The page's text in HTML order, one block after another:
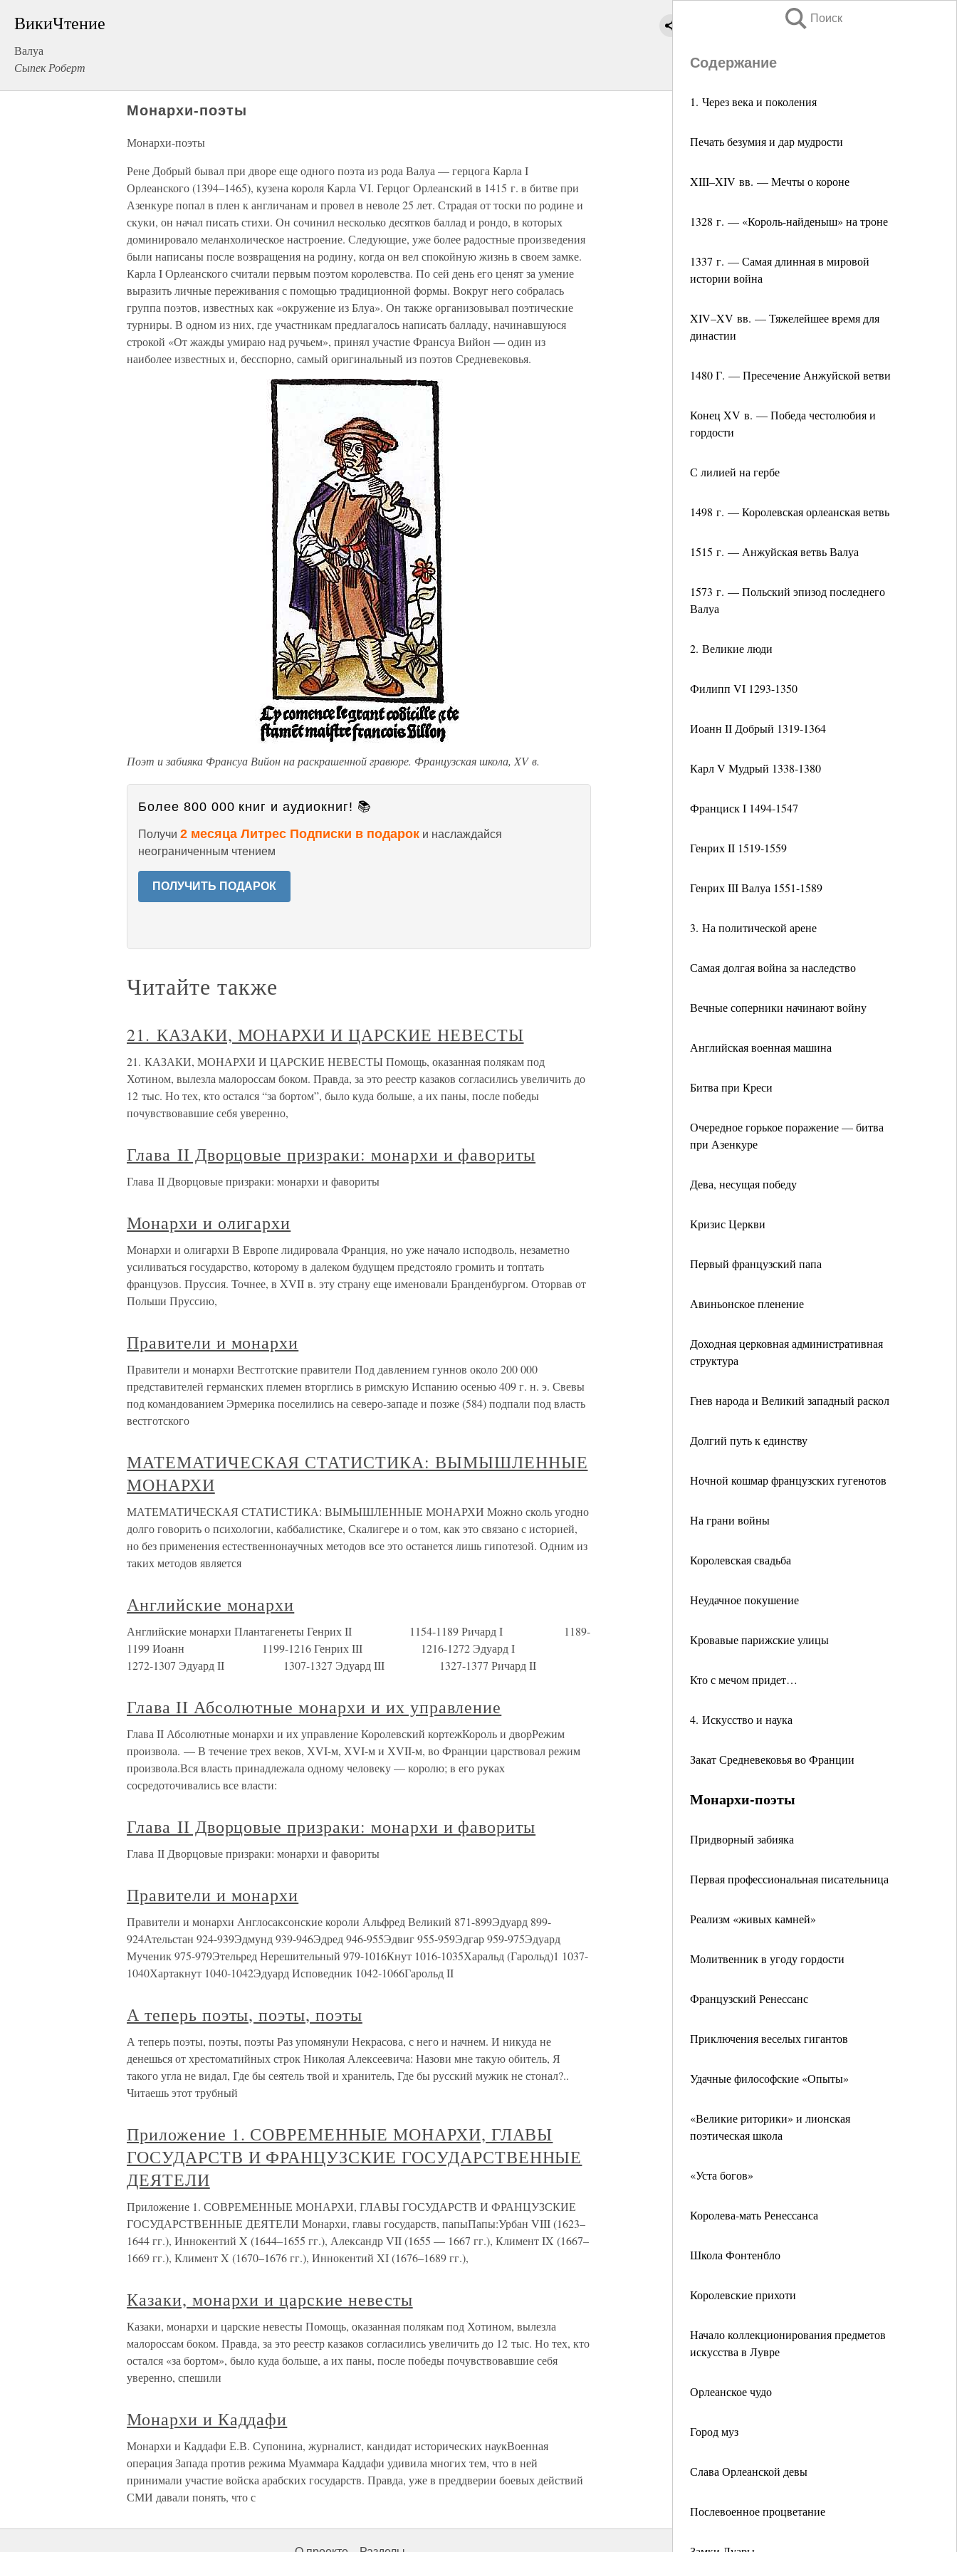
ВикиЧтение
Валуа
Сыпек Роберт
Поиск
Содержание
1. Через века и поколения
Печать безумия и дар мудрости
XIII–XIV вв. — Мечты о короне
1328 г. — «Король-найденыш» на троне
1337 г. — Самая длинная в мировой
истории война
XIV–XV вв. — Тяжелейшее время для
династии
1480 Г. — Пресечение Анжуйской ветви
Конец XV в. — Победа честолюбия и
гордости
С лилией на гербе
1498 г. — Королевская орлеанская ветвь
1515 г. — Анжуйская ветвь Валуа
1573 г. — Польский эпизод последнего
Валуа
2. Великие люди
Филипп VI 1293-1350
Иоанн II Добрый 1319-1364
Карл V Мудрый 1338-1380
Франциск I 1494-1547
Генрих II 1519-1559
Генрих III Валуа 1551-1589
3. На политической арене
Самая долгая война за наследство
Вечные соперники начинают войну
Английская военная машина
Битва при Креси
Очередное горькое поражение — битва
при Азенкуре
Дева, несущая победу
Кризис Церкви
Первый французский папа
Авиньонское пленение
Доходная церковная административная
структура
Гнев народа и Великий западный раскол
Долгий путь к единству
Ночной кошмар французских гугенотов
На грани войны
Королевская свадьба
Неудачное покушение
Кровавые парижские улицы
Кто с мечом придет…
4. Искусство и наука
Закат Средневековья во Франции
Монархи-поэты
Придворный забияка
Первая профессиональная писательница
Реализм «живых камней»
Молитвенник в угоду гордости
Французский Ренессанс
Приключения веселых гигантов
Удачные философские «Опыты»
«Великие риторики» и лионская
поэтическая школа
«Уста богов»
Королева-мать Ренессанса
Школа Фонтенбло
Королевские прихоти
Начало коллекционирования предметов
искусства в Лувре
Орлеанское чудо
Город муз
Слава Орлеанской девы
Послевоенное процветание
Монархи-поэты
Монархи-поэты
Рене Добрый бывал при дворе еще одного поэта из рода Валуа — герцога Карла I
Орлеанского (1394–1465), кузена короля Карла VI. Герцог Орлеанский в 1415 г. в битве при
Азенкуре попал в плен к англичанам и провел в неволе 25 лет. Страдая от тоски по родине и
скуки, он начал писать стихи. Он сочинил несколько десятков баллад и рондо, в которых
доминировало меланхолическое настроение. Следующие, уже более радостные произведения
были написаны после возвращения на родину, когда он вел спокойную жизнь в своем замке.
Карла I Орлеанского считали первым поэтом королевства. По сей день его ценят за умение
выразить личные переживания с помощью традиционной формы. Вокруг него собралась
группа поэтов, известных как «окружение из Блуа». Он также организовывал поэтические
турниры. В одном из них, где участникам предлагалось написать балладу, начинавшуюся
строкой «От жажды умираю над ручьем», принял участие Франсуа Вийон — один из
наиболее известных и, бесспорно, самый оригинальный из поэтов Средневековья.
Поэт и забияка Франсуа Вийон на раскрашенной гравюре. Французская школа, XV в.
Более 800 000 книг и аудиокниг! 📚
Получи 2 месяца Литрес Подписки в подарок и наслаждайся
неограниченным чтением
ПОЛУЧИТЬ ПОДАРОК
Читайте также
21. КАЗАКИ, МОНАРХИ И ЦАРСКИЕ НЕВЕСТЫ
21. КАЗАКИ, МОНАРХИ И ЦАРСКИЕ НЕВЕСТЫ Помощь, оказанная полякам под
Хотином, вылезла малороссам боком. Правда, за это реестр казаков согласились увеличить до
12 тыс. Но тех, кто остался “за бортом”, было куда больше, а их паны, после победы
почувствовавшие себя уверенно,
Глава II Дворцовые призраки: монархи и фавориты
Глава II Дворцовые призраки: монархи и фавориты
Монархи и олигархи
Монархи и олигархи В Европе лидировала Франция, но уже начало исподволь, незаметно
усиливаться государство, которому в далеком будущем предстояло громить и топтать
французов. Пруссия. Точнее, в XVII в. эту страну еще именовали Бранденбургом. Оторвав от
Польши Пруссию,
Правители и монархи
Правители и монархи Вестготские правители Под давлением гуннов около 200 000
представителей германских племен вторглись в римскую Испанию осенью 409 г. н. э. Свевы
под командованием Эрмерика поселились на северо-западе и позже (584) подпали под власть
вестготского
МАТЕМАТИЧЕСКАЯ СТАТИСТИКА: ВЫМЫШЛЕННЫЕ
МОНАРХИ
МАТЕМАТИЧЕСКАЯ СТАТИСТИКА: ВЫМЫШЛЕННЫЕ МОНАРХИ Можно сколь угодно
долго говорить о психологии, каббалистике, Скалигере и о том, как это связано с историей,
но без применения естественнонаучных методов все это останется лишь гипотезой. Одним из
таких методов является
Английские монархи
Английские монархи Плантагенеты Генрих II 1154-1189 Ричард I 1189-
1199 Иоанн 1199-1216 Генрих III 1216-1272 Эдуард I
1272-1307 Эдуард II 1307-1327 Эдуард III 1327-1377 Ричард II
Глава II Абсолютные монархи и их управление
Глава II Абсолютные монархи и их управление Королевский кортежКороль и дворРежим
произвола. — В течение трех веков, ХVI-м, ХVI-м и ХVII-м, во Франции царствовал режим
произвола.Вся власть принадлежала одному человеку — королю; в его руках
сосредоточивались все власти:
Глава II Дворцовые призраки: монархи и фавориты
Глава II Дворцовые призраки: монархи и фавориты
Правители и монархи
Правители и монархи Англосаксонские короли Альфред Великий 871-899Эдуард 899-
924Ательстан 924-939Эдмунд 939-946Эдред 946-955Эдвиг 955-959Эдгар 959-975Эдуард
Мученик 975-979Этельред Нерешительный 979-1016Кнут 1016-1035Харальд (Гарольд)1 1037-
1040Хартакнут 1040-1042Эдуард Исповедник 1042-1066Гарольд II
А теперь поэты, поэты, поэты
А теперь поэты, поэты, поэты Раз упомянули Некрасова, с него и начнем. И никуда не
денешься от хрестоматийных строк Николая Алексеевича: Назови мне такую обитель, Я
такого угла не видал, Где бы сеятель твой и хранитель, Где бы русский мужик не стонал?..
Читаешь этот трубный
Приложение 1. СОВРЕМЕННЫЕ МОНАРХИ, ГЛАВЫ
ГОСУДАРСТВ И ФРАНЦУЗСКИЕ ГОСУДАРСТВЕННЫЕ
ДЕЯТЕЛИ
Приложение 1. СОВРЕМЕННЫЕ МОНАРХИ, ГЛАВЫ ГОСУДАРСТВ И ФРАНЦУЗСКИЕ
ГОСУДАРСТВЕННЫЕ ДЕЯТЕЛИ Монархи, главы государств, папыПапы:Урбан VIII (1623–
1644 гг.), Иннокентий X (1644–1655 гг.), Александр VII (1655 — 1667 гг.), Климент IX (1667–
1669 гг.), Климент X (1670–1676 гг.), Иннокентий XI (1676–1689 гг.),
Казаки, монархи и царские невесты
Казаки, монархи и царские невесты Помощь, оказанная полякам под Хотином, вылезла
малороссам боком. Правда, за это реестр казаков согласились увеличить до 12 тыс. Но тех, кто
остался «за бортом», было куда больше, а их паны, после победы почувствовавшие себя
уверенно, спешили
Монархи и Каддафи
Монархи и Каддафи Е.В. Супонина, журналист, кандидат исторических наукВоенная
операция Запада против режима Муаммара Каддафи удивила многих тем, что в ней
принимали участие войска арабских государств. Правда, уже в преддверии боевых действий
СМИ давали понять, что с